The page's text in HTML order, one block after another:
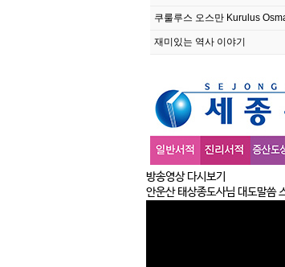
쿠룰루스 오스만 Kurulus
재미있는 역사 이야기
방송영상 다시보기
안운산 태상종도사님 대도말씀